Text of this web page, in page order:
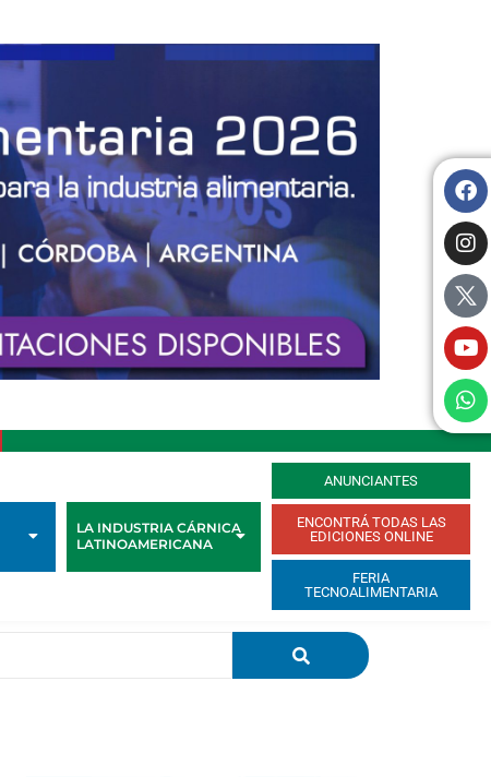
LA INDUSTRIA CÁRNICA
LATINOAMERICANA
ANUNCIANTES
ENCONTRÁ TODAS LAS
EDICIONES ONLINE
FERIA
TECNOALIMENTARIA